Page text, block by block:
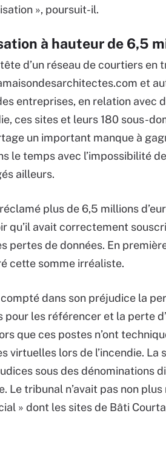
», poursuit-il.
à hauteur de 6,5
d’un réseau de courtiers en
et
entreprises, en relation avec
ces sites et leurs 180 sous-
un important manque à
le temps avec l’impossibilité
ailleurs.
plus de 6,5 millions
qu’il avait correctement
pertes de données. En
cette somme irréaliste.
dans son préjudice la
pour les référencer et la perte
que ces postes n’ont
virtuelles lors de l’incendie. La
sous des dénominations
Le tribunal n’avait pas non
» dont les sites de Bâti